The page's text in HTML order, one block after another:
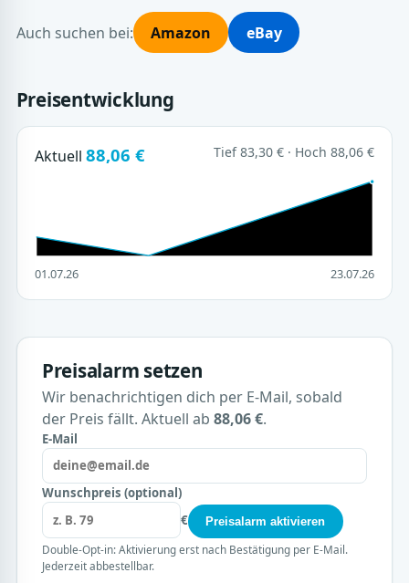
Auch suchen bei: Amazon eBay
Preisentwicklung
Aktuell 88,06 € Tief 83,30 € · Hoch 88,06 €
01.07.26 23.07.26
Preisalarm setzen
Wir benachrichtigen dich per E-Mail, sobald
der Preis fällt. Aktuell ab 88,06 €.
E-Mail
Wunschpreis (optional)
€
Preisalarm aktivieren
Double-Opt-in: Aktivierung erst nach Bestätigung per E-Mail.
Jederzeit abbestellbar.